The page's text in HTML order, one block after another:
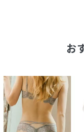
の指定はできませ
性別タイプ
原産国
素材
お